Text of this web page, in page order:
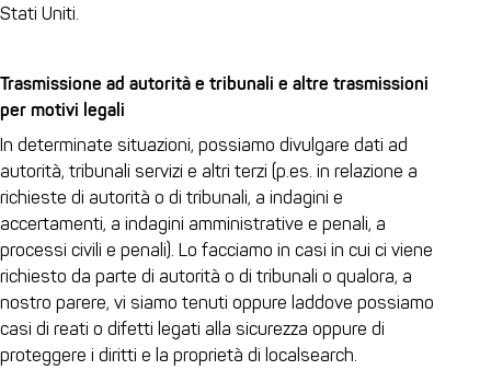
Stati Uniti.
Trasmissione ad autorità e tribunali e altre trasmissioni
per motivi legali
In determinate situazioni, possiamo divulgare dati ad
autorità, tribunali servizi e altri terzi (p.es. in relazione a
richieste di autorità o di tribunali, a indagini e
accertamenti, a indagini amministrative e penali, a
processi civili e penali). Lo facciamo in casi in cui ci viene
richiesto da parte di autorità o di tribunali o qualora, a
nostro parere, vi siamo tenuti oppure laddove possiamo
casi di reati o difetti legati alla sicurezza oppure di
proteggere i diritti e la proprietà di localsearch.